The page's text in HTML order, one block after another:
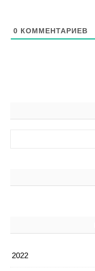
0 КОММЕНТАРИЕВ
2022